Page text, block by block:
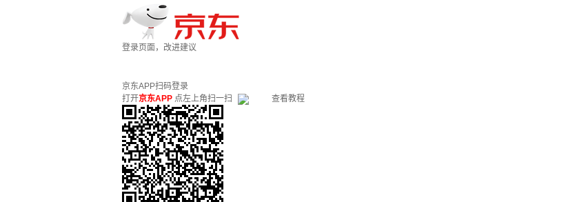
登录页面，改进建议
京东APP扫码登录
打开京东APP 点左上角扫一扫 查看教程